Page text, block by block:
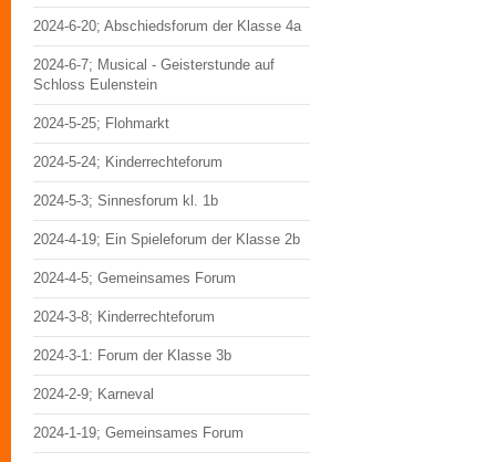
2024-6-20; Abschiedsforum der Klasse 4a
2024-6-7; Musical - Geisterstunde auf
Schloss Eulenstein
2024-5-25; Flohmarkt
2024-5-24; Kinderrechteforum
2024-5-3; Sinnesforum kl. 1b
2024-4-19; Ein Spieleforum der Klasse 2b
2024-4-5; Gemeinsames Forum
2024-3-8; Kinderrechteforum
2024-3-1: Forum der Klasse 3b
2024-2-9; Karneval
2024-1-19; Gemeinsames Forum